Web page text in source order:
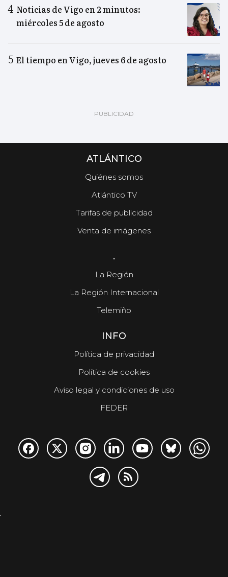
Noticias de Vigo en 2 minutos:
miércoles 5 de agosto
El tiempo en Vigo, jueves 6 de agosto
ATLÁNTICO
Quiénes somos
Atlántico TV
Tarifas de publicidad
Venta de imágenes
.
La Región
La Región Internacional
Telemiño
INFO
Política de privacidad
Política de cookies
Aviso legal y condiciones de uso
FEDER